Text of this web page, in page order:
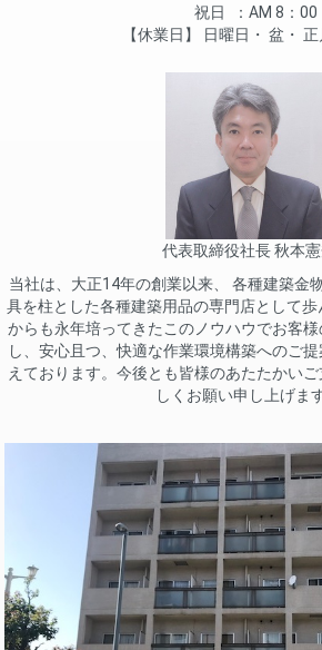
祝日
AM 8：00
休業日
日曜日 盆 正
代表取締役社長 秋本
当社は、大正14年の創業以来、 各種建築金
具を柱とした各種建築用品の専門店として
からも永年培ってきたこのノウハウでお客様
し、安心且つ、快適な作業環境構築へのご
えております。今後とも皆様のあたたかい
しくお願い申し上げます